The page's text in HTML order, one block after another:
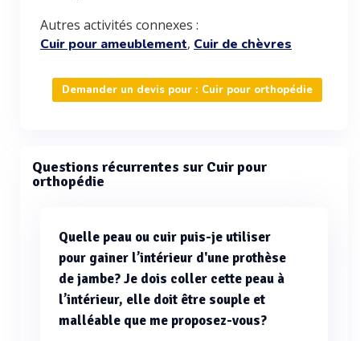
Autres activités connexes :
Cuir pour ameublement, Cuir de chèvres
Demander un devis pour : Cuir pour orthopédie
Questions récurrentes sur Cuir pour
orthopédie
Quelle peau ou cuir puis-je utiliser
pour gainer l’intérieur d'une prothèse
de jambe? Je dois coller cette peau à
l’intérieur, elle doit être souple et
malléable que me proposez-vous?